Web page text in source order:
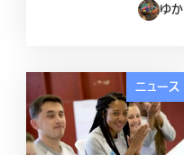
ゆか
ニュース